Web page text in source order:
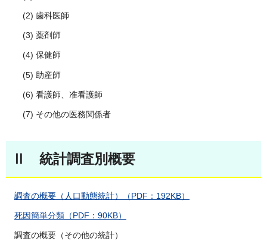
(2) 歯科医師
(3) 薬剤師
(4) 保健師
(5) 助産師
(6) 看護師、准看護師
(7) その他の医務関係者
Ⅱ 統計調査別概要
調査の概要（人口動態統計）（PDF：192KB）
死因簡単分類（PDF：90KB）
調査の概要（その他の統計）